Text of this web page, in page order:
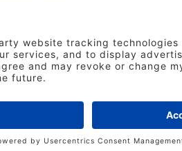
Projektberatung,
Europa, Asien und den
vor Ort.